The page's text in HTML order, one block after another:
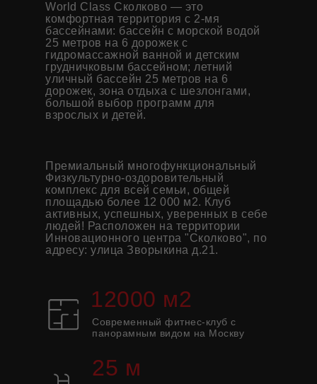
World Class Сколково — это
комфортная территория с 2-мя
бассейнами: бассейн с морской водой
25 метров на 6 дорожек с
гидромассажной ванной и детским
грудничковым бассейном; летний
уличный бассейн 25 метров на 6
дорожек, зона отдыха с шезлонгами,
большой выбор программ для
взрослых и детей.
Премиальный многофункциональный
Физкультурно-оздоровительный
комплекс для всей семьи, общей
площадью более 12 000 м2. Клуб
активных, успешных, уверенных в себе
людей! Расположен на территории
Инновационного центра "Сколково", по
адресу: улица Зворыкина д.21.
12000 м2
Современный фитнес-клуб с
панорамным видом на Москву
25 м